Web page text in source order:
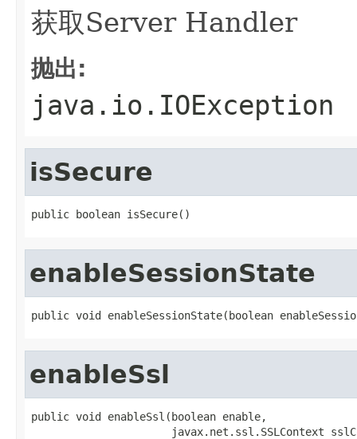
获取Server Handler
抛出:
java.io.IOException
isSecure
public boolean isSecure()
enableSessionState
public void enableSessionState(boolean
enableSsl
public void enableSsl(boolean enable,
javax.net.ssl.SSLContext